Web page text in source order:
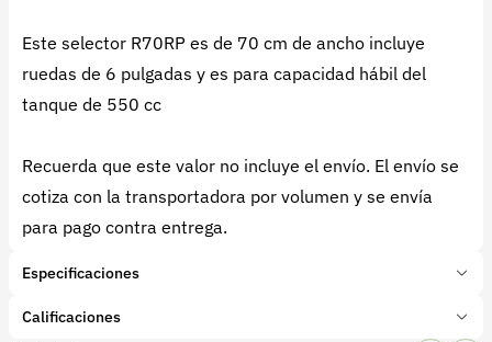
Este selector R70RP es de 70 cm de ancho incluye
ruedas de 6 pulgadas y es para capacidad hábil del
tanque de 550 cc
Recuerda que este valor no incluye el envío. El envío se
cotiza con la transportadora por volumen y se envía
para pago contra entrega.
Especificaciones
Marca:
Soagro
Calificaciones